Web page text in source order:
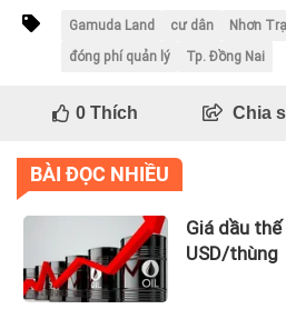
Gamuda Land cư dân Nhơn
đóng phí quản lý
Tp. Đồng Nai
0Thích Chia
BÀI ĐỌC NHIỀU
Giá dầu
USD/thùng